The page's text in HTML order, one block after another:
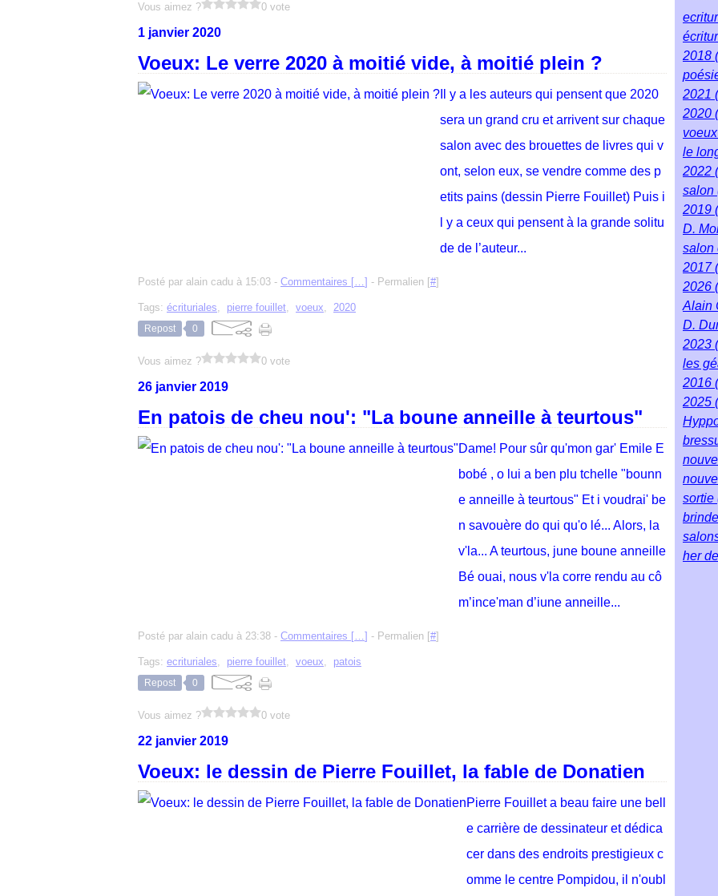
Vous aimez ? 0 vote
1 janvier 2020
Voeux: Le verre 2020 à moitié vide, à moitié plein ?
Il y a les auteurs qui pensent que 2020
sera un grand cru et arrivent sur chaque
salon avec des brouettes de livres qui v
ont, selon eux, se vendre comme des p
etits pains (dessin Pierre Fouillet) Puis i
l y a ceux qui pensent à la grande solitu
de de l’auteur...
Posté par alain cadu à 15:03 - Commentaires […] - Permalien [#]
Tags: écrituriales, pierre fouillet, voeux, 2020
Repost 0
Vous aimez ? 0 vote
26 janvier 2019
En patois de cheu nou': "La boune anneille à teurtous"
Dame! Pour sûr qu'mon gar' Emile E
bobé , o lui a ben plu tchelle "bounn
e anneille à teurtous" Et i voudrai' be
n savouère do qui qu'o lé... Alors, la
v'la... A teurtous, june boune anneille
Bé ouai, nous v'la corre rendu au cô
m’ince'man d’iune anneille...
Posté par alain cadu à 23:38 - Commentaires […] - Permalien [#]
Tags: ecrituriales, pierre fouillet, voeux, patois
Repost 0
Vous aimez ? 0 vote
22 janvier 2019
Voeux: le dessin de Pierre Fouillet, la fable de Donatien
Pierre Fouillet a beau faire une bell
e carrière de dessinateur et dédica
cer dans des endroits prestigieux c
omme le centre Pompidou, il n'oubl
Mai
Mai
Avril
Mai
2018
2021
2020
voeux
le
2022
salon
2019
D.
salon
2017
2026
Alain
D.
2023
les
2016
2025
sortie
her